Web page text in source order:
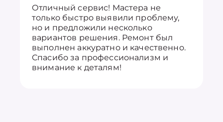
Отличный сервис! Мастера не
только быстро выявили проблему,
но и предложили несколько
вариантов решения. Ремонт был
выполнен аккуратно и качественно.
Спасибо за профессионализм и
внимание к деталям!